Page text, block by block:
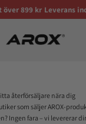
över 899 krLeverans
Aroxfitness Sweden
återförsäljare nära dig
som säljer AROX-
Ingen fara – vi levererar